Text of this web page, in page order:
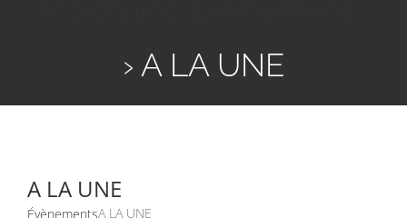
› A LA UNE
A LA UNE
ÉvènementsA LA UNE